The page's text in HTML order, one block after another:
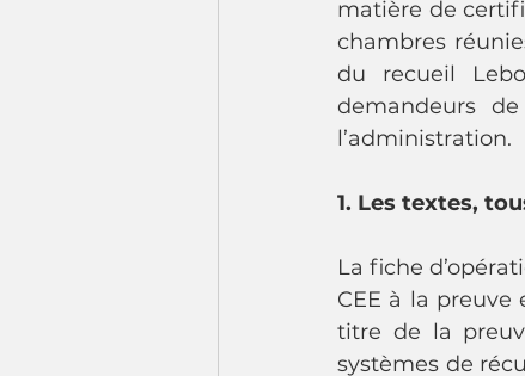
matière de
chambres
du recueil
demandeurs
l’administration.
1. Les textes,
La fiche
CEE à la preuve
titre de la
systèmes de